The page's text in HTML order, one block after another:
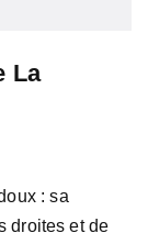
La
: sa
droites et de